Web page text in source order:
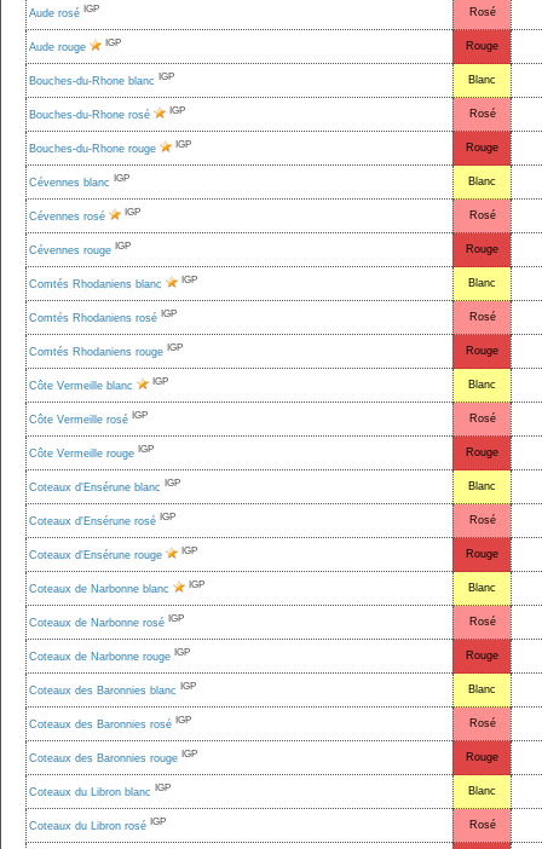
Aude rosé IGP Rosé
Aude rouge IGP Rouge
Bouches-du-Rhone blanc IGP Blanc
Bouches-du-Rhone rosé IGP Rosé
Bouches-du-Rhone rouge IGP Rouge
Cévennes blanc IGP Blanc
Cévennes rosé IGP Rosé
Cévennes rouge IGP Rouge
Comtés Rhodaniens blanc IGP Blanc
Comtés Rhodaniens rosé IGP Rosé
Comtés Rhodaniens rouge IGP Rouge
Côte Vermeille blanc IGP Blanc
Côte Vermeille rosé IGP Rosé
Côte Vermeille rouge IGP Rouge
Coteaux d'Ensérune blanc IGP Blanc
Coteaux d'Ensérune rosé IGP Rosé
Coteaux d'Ensérune rouge IGP Rouge
Coteaux de Narbonne blanc IGP Blanc
Coteaux de Narbonne rosé IGP Rosé
Coteaux de Narbonne rouge IGP Rouge
Coteaux des Baronnies blanc IGP Blanc
Coteaux des Baronnies rosé IGP Rosé
Coteaux des Baronnies rouge IGP Rouge
Coteaux du Libron blanc IGP Blanc
Coteaux du Libron rosé IGP Rosé